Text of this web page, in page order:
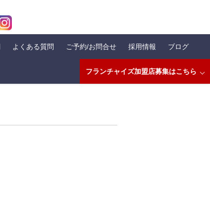
よくある質問 ご予約/お問合せ 採用情報 ブログ
フランチャイズ加盟店募集はこちら